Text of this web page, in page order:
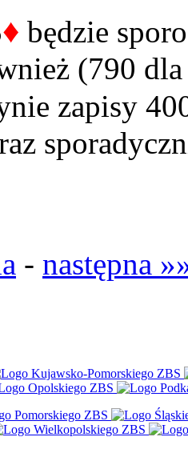
♦ będzie
(790
zapisy
- następna